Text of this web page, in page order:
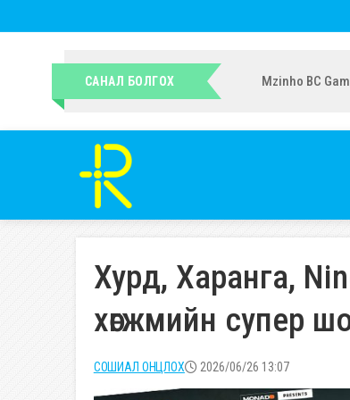
САНАЛ БОЛГОХ УИХ-ын гишүүн
Хурд, Харанга,
хөгжмийн супер
СОШИАЛ ОНЦЛОХ 2026/06/26 13:07